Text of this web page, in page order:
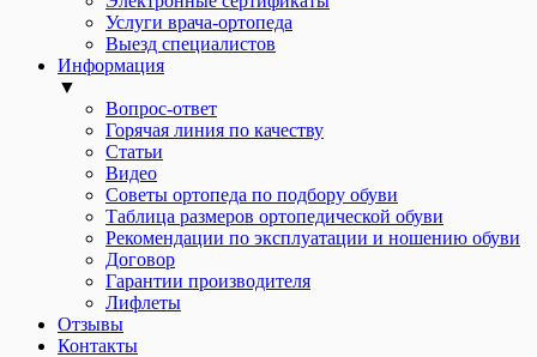
Услуги врача-ортопеда
Выезд специалистов
Информация
▼
Вопрос-ответ
Горячая линия по качеству
Статьи
Видео
Советы ортопеда по подбору обуви
Таблица размеров ортопедической обуви
Рекомендации по эксплуатации и ношению обуви
Договор
Гарантии производителя
Лифлеты
Отзывы
Контакты